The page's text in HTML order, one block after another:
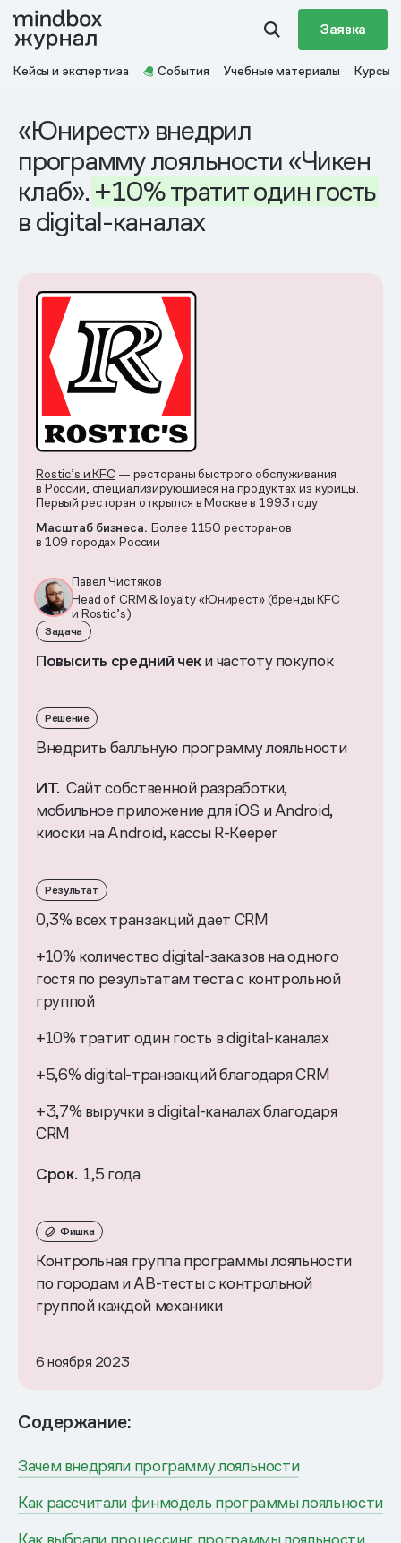
Заявка
Кейсы и экспертиза События Учебные материалы Курсы
«Юнирест» внедрил
программу лояльности «Чикен
клаб». +10%тратитодин гость
в digital-каналах
Rostic’s и KFC — рестораны быстрого обслуживания
в России, специализирующиеся на продуктах из курицы.
Первый ресторан открылся в Москве в 1993 году
Масштаб бизнеса.Более 1150 ресторанов
в 109 городах России
Павел Чистяков
Head of CRM & loyalty «Юнирест» (бренды KFC
и Rostic’s)
Задача
Повысить средний чеки частоту покупок
Решение
Внедрить балльную программу лояльности
ИТ.Сайт собственной разработки,
мобильное приложение для iOS и Android,
киоски на Android, кассы R-Keeper
Результат
0,3% всех транзакций дает CRM
+10% количество digital-заказов на одного
гостя по результатам теста с контрольной
группой
+10% тратит один гость в digital-каналах
+5,6% digital-транзакций благодаря CRM
+3,7% выручки в digital-каналах благодаря
CRM
Срок.1,5 года
Фишка
Контрольная группа программы лояльности
по городам и AB-тесты с контрольной
группой каждой механики
6 ноября 2023
Содержание:
Зачем внедряли программу лояльности
Как рассчитали финмодель программы лояльности